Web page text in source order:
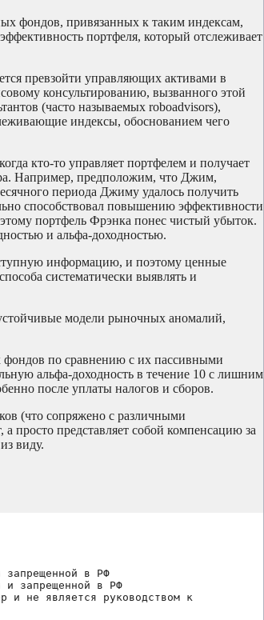
фондов, привязанных к таким индексам,
портфеля, который отслеживает
превзойти управляющих активами в
консультированию, вызванного этой
(часто называемых roboadvisors),
индексы, обоснованием чего
кто-то управляет портфелем и получает
Например, предположим, что Джим,
периода Джиму удалось получить
способствовал повышению эффективности
портфель Фрэнка понес чистый убыток.
и альфа-доходностью.
информацию, и поэтому ценные
систематически выявлять и
модели рыночных аномалий,
фондов по сравнению с их пассивными
альфа-доходность в течение 10 с лишним
после уплаты налогов и сборов.
(что сопряжено с различными
просто представляет собой компенсацию за
виду.
запрещенной в РФ
и запрещенной в РФ
и не является руководством к